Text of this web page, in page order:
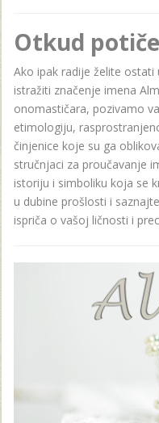
Otkud
Ako ipak radije želite
istražiti značenje imena
onomastičara, pozivamo
etimologiju,
činjenice koje su ga
stručnjaci za proučavanje
istoriju i simboliku koja se
u dubine prošlosti i
ispriča o vašoj ličnosti i